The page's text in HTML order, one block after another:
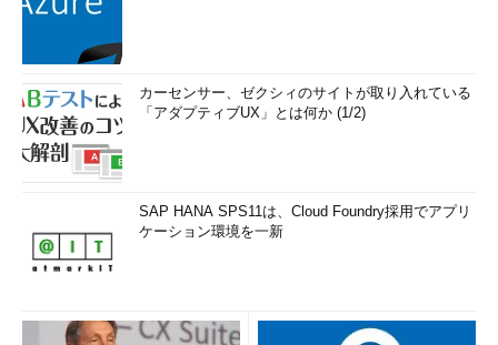
カーセンサー、ゼクシィのサイトが取り入れている
「アダプティブUX」とは何か (1/2)
SAP HANA SPS11は、Cloud Foundry採用でアプリ
ケーション環境を一新